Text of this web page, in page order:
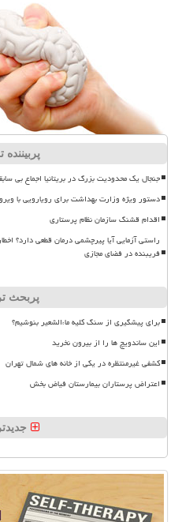
پربیننده
جنجال یک محدودیت بزرگ در بریتانیا اجماع بی
دستور ویژه وزارت بهداشت برای رویارویی با
اقدام قشنگ سازمان نظام پرستاری
راستی آزمایی آیا پیرچشمی درمان قطعی دارد؟
فریبنده در فضای مجازی
پربحث
برای پیشگیری از سنگ کلیه ماءالشعیر بنوشیم؟
این ساندویچ ها را از بیرون نخرید
کشفی غیرمنتظره در یکی از خانه های شمال تهران
اعتراض پرستاران بیمارستان فیاض بخش